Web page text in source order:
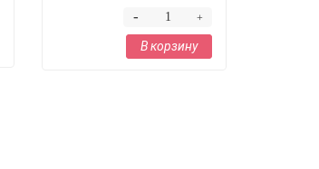
+
-
В корзину